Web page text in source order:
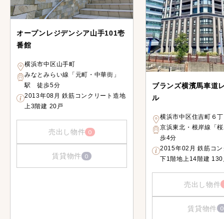
オープンレジデンシア山手101壱
番館
横浜市中区山手町
みなとみらい線「元町・中華街」
駅 徒歩5分
2013年08月 鉄筋コンクリート造地
上3階建 20戸
売出し物件 0
賃貸物件 0
ブランズ横濱馬車道
ル
横浜市中区住吉町６
京浜東北・根岸線「
歩4分
2015年02月 鉄筋コ
下1階地上14階建 130
売出し物件
賃貸物件 0